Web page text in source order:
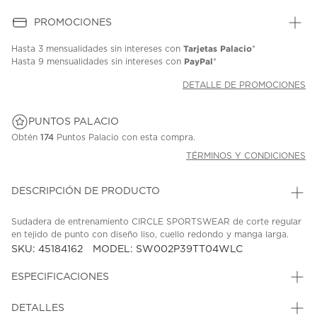
PROMOCIONES
Hasta 3 mensualidades sin intereses con Tarjetas Palacio*
Hasta 9 mensualidades sin intereses con PayPal*
DETALLE DE PROMOCIONES
PUNTOS PALACIO
Obtén 174 Puntos Palacio con esta compra.
TÉRMINOS Y CONDICIONES
DESCRIPCIÓN DE PRODUCTO
Sudadera de entrenamiento CIRCLE SPORTSWEAR de corte regular
en tejido de punto con diseño liso, cuello redondo y manga larga.
SKU: 45184162 MODEL: SW002P39TT04WLC
ESPECIFICACIONES
DETALLES